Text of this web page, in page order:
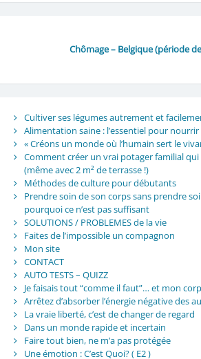
Chômage – Belgique (période
Cultiver ses légumes autrement et
Alimentation saine : l’essentiel pour nourrir
« Créons un monde où l’humain sert le
Comment créer un vrai potager familial
(même avec 2 m² de terrasse !)
Méthodes de culture pour débutants
Prendre soin de son corps sans prendre
pourquoi ce n’est pas suffisant
SOLUTIONS / PROBLEMES de la vie
Faites de l’impossible un compagnon
Mon site
CONTACT
AUTO TESTS – QUIZZ
Je faisais tout “comme il faut”… et mon
Arrêtez d’absorber l’énergie négative des
La vraie liberté, c’est de changer de regard
Dans un monde rapide et incertain
Faire tout bien, ne m’a pas protégée
Une émotion : C’est Quoi? ( E2 )